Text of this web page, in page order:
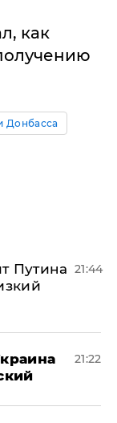
как
Донбасса
Путина 21:44
21:22